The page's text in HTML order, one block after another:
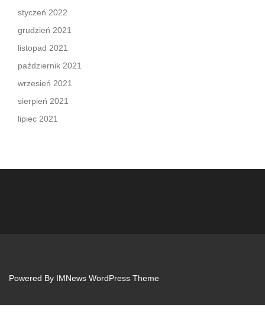
styczeń 2022
grudzień 2021
listopad 2021
październik 2021
wrzesień 2021
sierpień 2021
lipiec 2021
Powered By IMNews WordPress Theme